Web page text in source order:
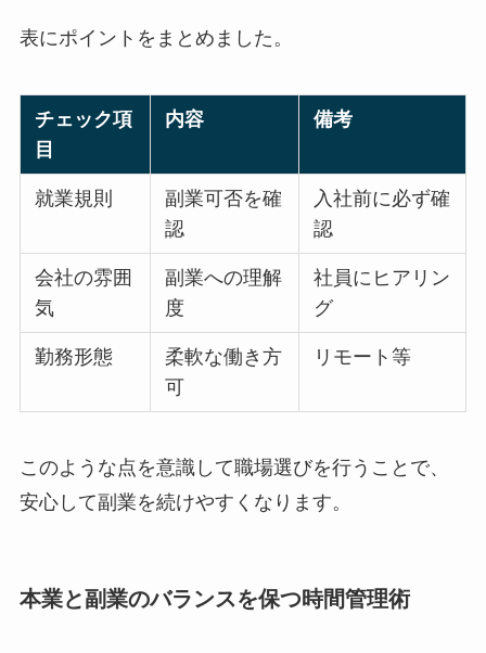
表にポイントをまとめました。
チェック項
目
内容 備考
就業規則
副業可否を確
認
入社前に必ず確
認
会社の雰囲
気
副業への理解
度
社員にヒアリン
グ
勤務形態
柔軟な働き方
可
リモート等
このような点を意識して職場選びを行うことで、
安心して副業を続けやすくなります。
本業と副業のバランスを保つ時間管理術